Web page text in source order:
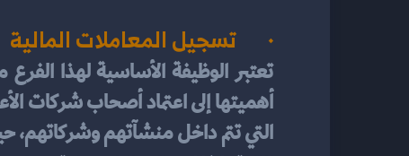
·       تسجيل المعاملات المالية